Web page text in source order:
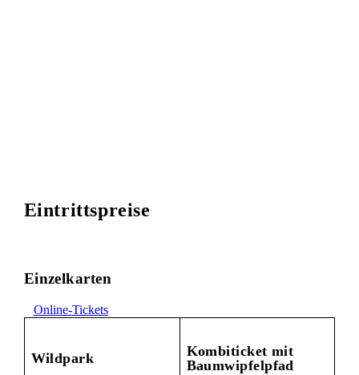
Eintrittspreise
Einzelkarten
Online-Tickets
Wildpark
Kombiticket mit
Baumwipfelpfad